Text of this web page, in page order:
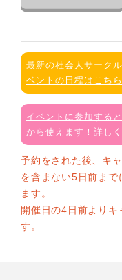
最新の社会人サーク
ベントの日程はこちら
イベントに参加する
から使えます！詳し
予約をされた後、キ
を含まない5日前まで
ます。
開催日の4日前よりキ
す。